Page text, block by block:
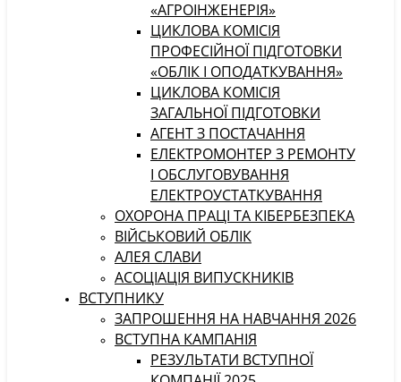
«АГРОІНЖЕНЕРІЯ»
ЦИКЛОВА КОМІСІЯ
ПРОФЕСІЙНОЇ ПІДГОТОВКИ
«ОБЛІК І ОПОДАТКУВАННЯ»
ЦИКЛОВА КОМІСІЯ
ЗАГАЛЬНОЇ ПІДГОТОВКИ
АГЕНТ З ПОСТАЧАННЯ
ЕЛЕКТРОМОНТЕР З РЕМОНТУ
І ОБСЛУГОВУВАННЯ
ЕЛЕКТРОУСТАТКУВАННЯ
ОХОРОНА ПРАЦІ ТА КІБЕРБЕЗПЕКА
ВІЙСЬКОВИЙ ОБЛІК
АЛЕЯ СЛАВИ
АСОЦІАЦІЯ ВИПУСКНИКІВ
ВСТУПНИКУ
ЗАПРОШЕННЯ НА НАВЧАННЯ 2026
ВСТУПНА КАМПАНІЯ
РЕЗУЛЬТАТИ ВСТУПНОЇ